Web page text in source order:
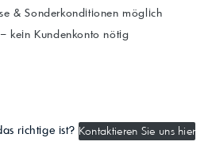
& Sonderkonditionen möglich
kein Kundenkonto nötig
richtige ist? Kontaktieren Sie uns hier